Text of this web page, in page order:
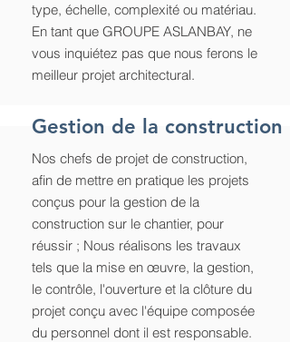
type, échelle, complexité ou matériau.
En tant que GROUPE ASLANBAY, ne
vous inquiétez pas que nous ferons le
meilleur projet architectural.
Gestion de la construction
Nos chefs de projet de construction,
afin de mettre en pratique les projets
conçus pour la gestion de la
construction sur le chantier, pour
réussir ; Nous réalisons les travaux
tels que la mise en œuvre, la gestion,
le contrôle, l'ouverture et la clôture du
projet conçu avec l'équipe composée
du personnel dont il est responsable.